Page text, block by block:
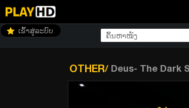
ເຂົ້າສູ່ລະບົບ
OTHER/ Deus- The Dark